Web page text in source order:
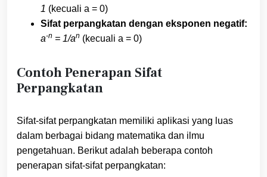
1 (kecuali a = 0)
Sifat perpangkatan dengan eksponen negatif:
a-n = 1/an (kecuali a = 0)
Contoh Penerapan Sifat
Perpangkatan
Sifat-sifat perpangkatan memiliki aplikasi yang luas
dalam berbagai bidang matematika dan ilmu
pengetahuan. Berikut adalah beberapa contoh
penerapan sifat-sifat perpangkatan: